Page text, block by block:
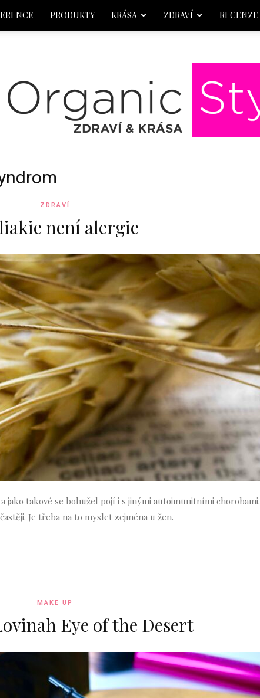
PRODUKTY KRÁSA ZDRAVÍ RECENZE
ZDRAVÍ
není alergie
jako takové se bohužel pojí i s jinými autoimunitními chorobami.
Je třeba na to myslet zejména u žen.
MAKE UP
Eye of the Desert